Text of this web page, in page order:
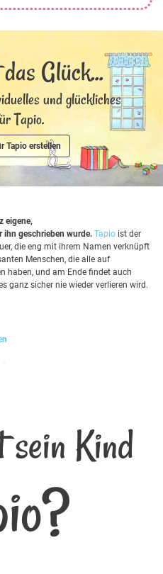
Glück...
und glückliches
Tapio.
Tapio erstellen
eigene,
ihn geschrieben wurde. Tapio ist der
die eng mit ihrem Namen verknüpft
Menschen, die alle auf
haben, und am Ende findet auch
ganz sicher nie wieder verlieren wird.
sein Kind